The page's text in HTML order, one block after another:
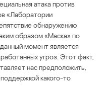
атака против
«Лаборатории
обнаружению
образом «Маска» по
момент является
угроз. Этот факт,
нас предположить,
какого-то